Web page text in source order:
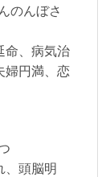
のんぼさ
命、病気治
婦円満、恋
、頭脳明